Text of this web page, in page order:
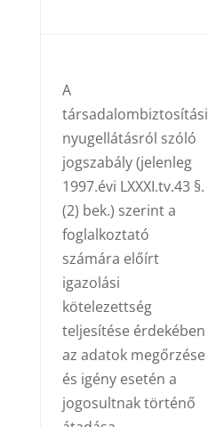
A
társadalombiztosítási
nyugellátásról szóló
jogszabály (jelenleg
1997.évi LXXXI.tv.43 §.
(2) bek.) szerint a
foglalkoztató
számára előírt
igazolási
kötelezettség
teljesítése érdekében
az adatok megőrzése
és igény esetén a
jogosultnak történő